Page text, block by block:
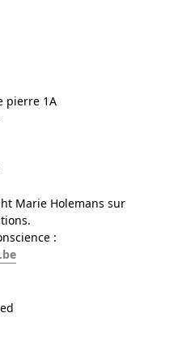
pierre 1A
Marie Holemans sur
: